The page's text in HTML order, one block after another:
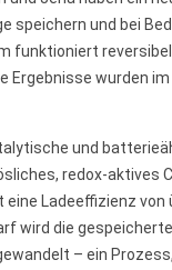
speichern und bei
funktioniert
Ergebnisse wurden im
und
redox-aktives
Ladeeffizienz
wird die
– ein